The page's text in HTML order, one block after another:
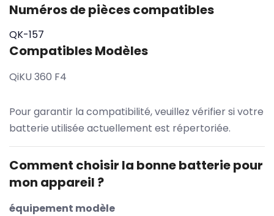
Numéros de pièces compatibles
QK-157
Compatibles Modèles
QiKU 360 F4
Pour garantir la compatibilité, veuillez vérifier si votre
batterie utilisée actuellement est répertoriée.
Comment choisir la bonne batterie pour
mon appareil ?
équipement modèle